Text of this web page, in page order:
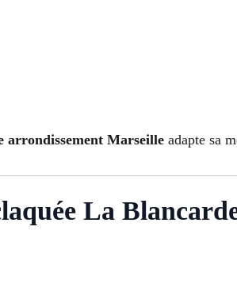
Marseille adapte sa
La